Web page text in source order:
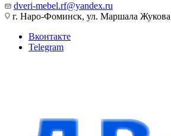
dveri-mebel.rf@yandex.ru
г. Наро-Фоминск, ул. Маршала
Вконтакте
Telegram